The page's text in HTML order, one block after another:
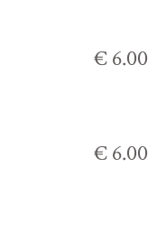
€ 6.00
€ 6.00